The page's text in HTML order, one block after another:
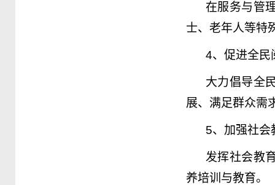
在服务与管
士、老年人等特
4、促进全民
大力倡导全
展、满足群众需
5、加强社会
发挥社会教
养培训与教育。